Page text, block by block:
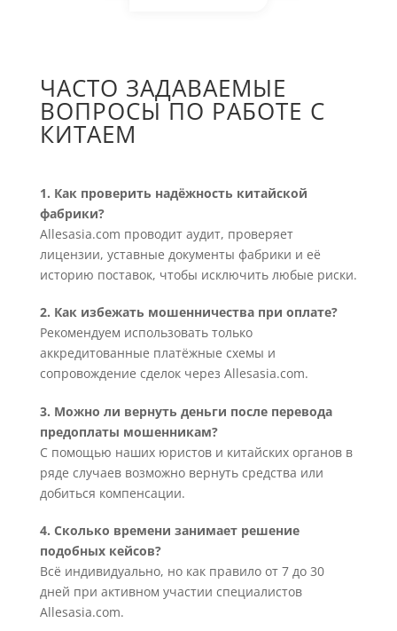
ЧАСТО ЗАДАВАЕМЫЕ
ВОПРОСЫ ПО РАБОТЕ С
КИТАЕМ
1. Как проверить надёжность китайской
фабрики?
Allesasia.com проводит аудит, проверяет
лицензии, уставные документы фабрики и её
историю поставок, чтобы исключить любые риски.
2. Как избежать мошенничества при оплате?
Рекомендуем использовать только
аккредитованные платёжные схемы и
сопровождение сделок через Allesasia.com.
3. Можно ли вернуть деньги после перевода
предоплаты мошенникам?
С помощью наших юристов и китайских органов в
ряде случаев возможно вернуть средства или
добиться компенсации.
4. Сколько времени занимает решение
подобных кейсов?
Всё индивидуально, но как правило от 7 до 30
дней при активном участии специалистов
Allesasia.com.